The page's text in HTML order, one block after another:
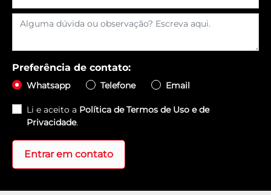
Li e aceito aPolítica de Termos de Uso e de
Privacidade
Entrar em contato
Venha nos fazer uma visita
Selecionar uma loja